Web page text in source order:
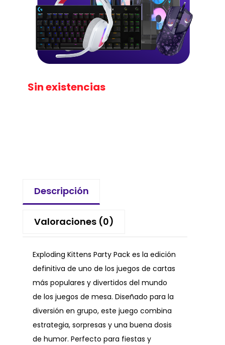
Sin existencias
Descripción
Valoraciones (0)
Exploding Kittens Party Pack es la edición
definitiva de uno de los juegos de cartas
más populares y divertidos del mundo
de los juegos de mesa. Diseñado para la
diversión en grupo, este juego combina
estrategia, sorpresas y una buena dosis
de humor. Perfecto para fiestas y